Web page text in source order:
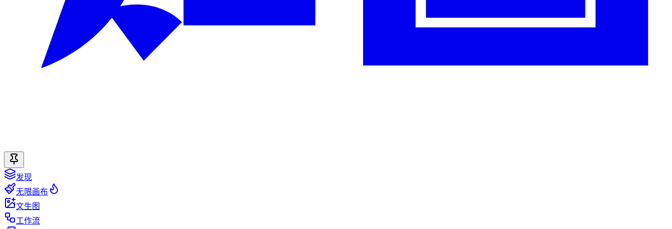
发现
无限画布
文生图
工作流